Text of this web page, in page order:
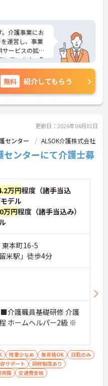
介護事業にお
運営し、事業
ービスの拡充
ています。多
ア」で利用者の
安定より充実
また、年間休
ランスを重視
る方には、面
無料 紹介してもらう
更新日：2026年04月01日
センター ALSOK介護株式会社
ンターにて介護士募
万円程度（諸手当込
デル
万円程度（諸手当込み）
東本町16-5
米駅」徒歩4分
護職員基礎研修 介護
※
残業少なめ 無資格OK
日勤のみ
サポート
研修制度あり
完備 交通費支給